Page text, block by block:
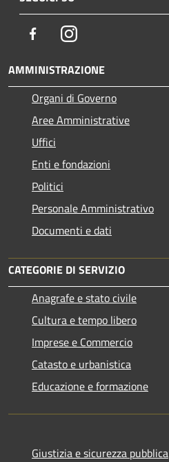
FacebookInstagram
AMMINISTRAZIONE
Organi di Governo
Aree Amministrative
Uffici
Enti e fondazioni
Politici
Personale Amministrativo
Documenti e dati
CATEGORIE DI SERVIZIO
Anagrafe e stato civile
Cultura e tempo libero
Imprese e Commercio
Catasto e urbanistica
Educazione e formazione
Giustizia e sicurezza pubblica